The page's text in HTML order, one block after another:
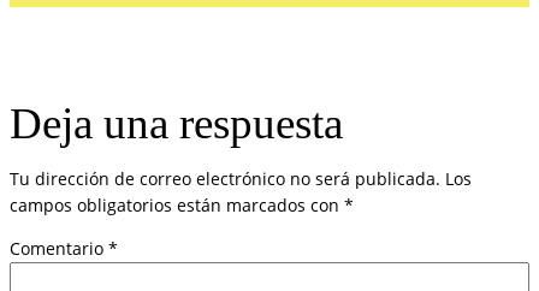
Deja una respuesta
Tu dirección de correo electrónico no será publicada. Los
campos obligatorios están marcados con *
Comentario *